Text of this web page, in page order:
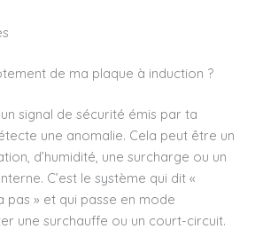
de ma plaque à induction ?
signal de sécurité émis par ta
une anomalie. Cela peut être un
d’humidité, une surcharge ou un
C’est le système qui dit «
pas » et qui passe en mode
une surchauffe ou un court-circuit.